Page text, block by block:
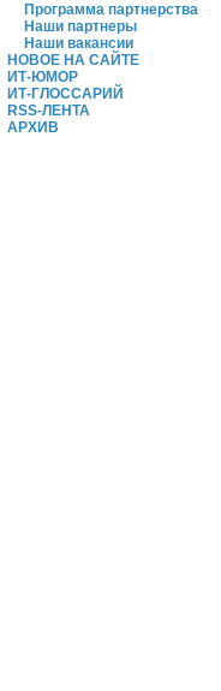
Программа партнерства
Наши партнеры
Наши вакансии
НОВОЕ НА САЙТЕ
ИТ-ЮМОР
ИТ-ГЛОССАРИЙ
RSS-ЛЕНТА
АРХИВ